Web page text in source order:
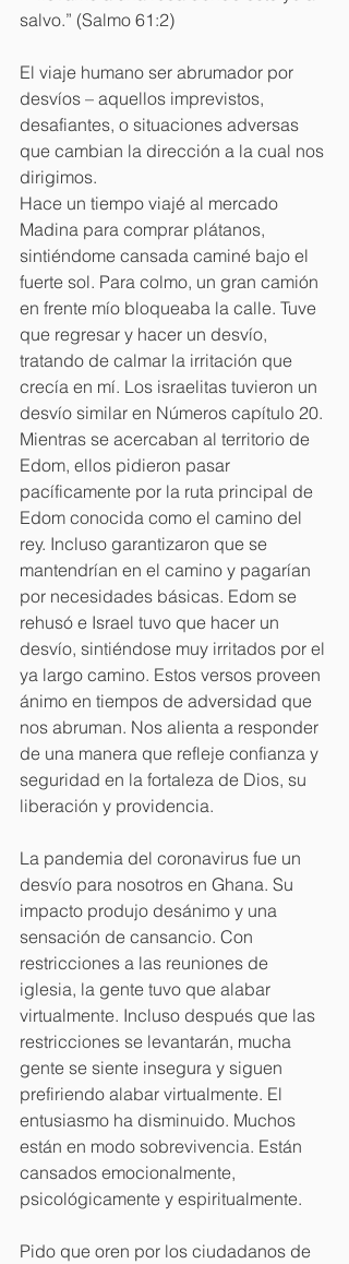
salvo.” (Salmo 61:2)
El viaje humano ser abrumador por
desvíos – aquellos imprevistos,
desafiantes, o situaciones adversas
que cambian la dirección a la cual nos
dirigimos.
Hace un tiempo viajé al mercado
Madina para comprar plátanos,
sintiéndome cansada caminé bajo el
fuerte sol. Para colmo, un gran camión
en frente mío bloqueaba la calle. Tuve
que regresar y hacer un desvío,
tratando de calmar la irritación que
crecía en mí. Los israelitas tuvieron un
desvío similar en Números capítulo 20.
Mientras se acercaban al territorio de
Edom, ellos pidieron pasar
pacíficamente por la ruta principal de
Edom conocida como el camino del
rey. Incluso garantizaron que se
mantendrían en el camino y pagarían
por necesidades básicas. Edom se
rehusó e Israel tuvo que hacer un
desvío, sintiéndose muy irritados por el
ya largo camino. Estos versos proveen
ánimo en tiempos de adversidad que
nos abruman. Nos alienta a responder
de una manera que refleje confianza y
seguridad en la fortaleza de Dios, su
liberación y providencia.
La pandemia del coronavirus fue un
desvío para nosotros en Ghana. Su
impacto produjo desánimo y una
sensación de cansancio. Con
restricciones a las reuniones de
iglesia, la gente tuvo que alabar
virtualmente. Incluso después que las
restricciones se levantarán, mucha
gente se siente insegura y siguen
prefiriendo alabar virtualmente. El
entusiasmo ha disminuido. Muchos
están en modo sobrevivencia. Están
cansados emocionalmente,
psicológicamente y espiritualmente.
Pido que oren por los ciudadanos de